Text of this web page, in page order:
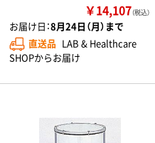
￥14,107（税込）
お届け日：8月24日（月）まで
直送品 LAB & Healthcare
SHOPからお届け